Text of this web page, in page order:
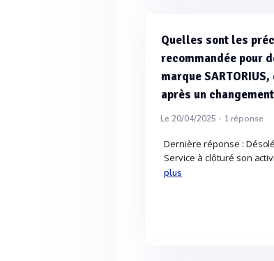
Quelles sont les
recommandée pour
marque
après un
Le 20/04/2025 - 1réponse
Dernière réponse :
Service à clôturé son
plus